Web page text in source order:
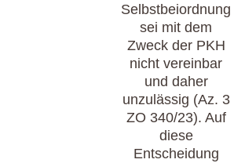
Selbstbeiordnung
sei mit dem
Zweck der PKH
nicht vereinbar
und daher
unzulässig (Az. 3
ZO 340/23). Auf
diese
Entscheidung